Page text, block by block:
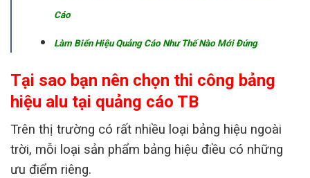
Cáo
Làm Biển Hiệu Quảng Cáo Như Thế Nào Mới Đúng
Tại sao bạn nên chọn thi công bảng
hiệu alu tại quảng cáo TB
Trên thị trường có rất nhiều loại bảng hiệu ngoài
trời, mỗi loại sản phẩm bảng hiệu điều có những
ưu điểm riêng.